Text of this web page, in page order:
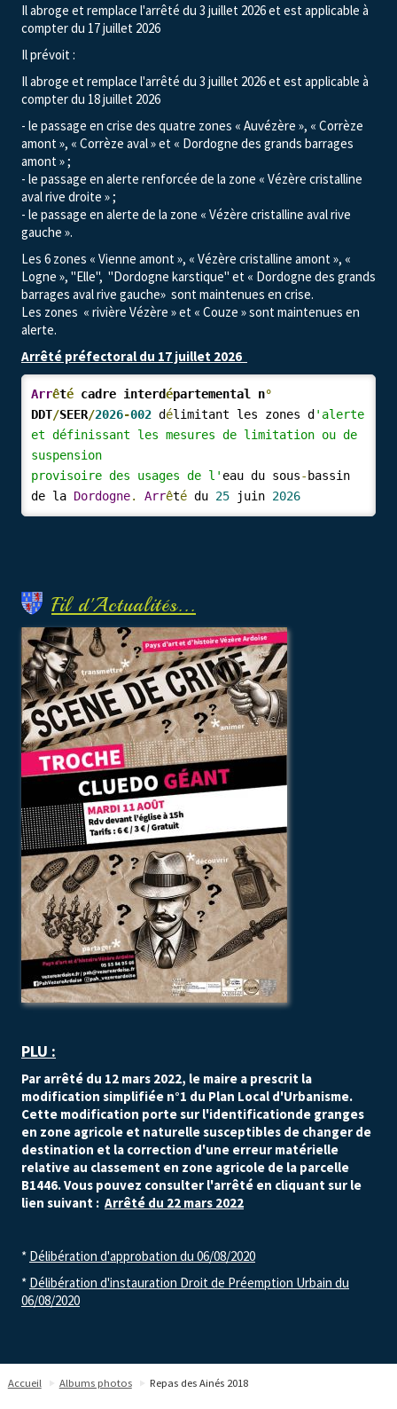
Il abroge et remplace l'arrêté du 3 juillet 2026 et est applicable à
compter du 17 juillet 2026
Il prévoit :
Il abroge et remplace l'arrêté du 3 juillet 2026 et est applicable à
compter du 18 juillet 2026
- le passage en crise des quatre zones « Auvézère », « Corrèze
amont », « Corrèze aval » et « Dordogne des grands barrages
amont » ;
- le passage en alerte renforcée de la zone « Vézère cristalline
aval rive droite » ;
- le passage en alerte de la zone « Vézère cristalline aval rive
gauche ».
Les 6 zones « Vienne amont », « Vézère cristalline amont », «
Logne », "Elle", "Dordogne karstique" et « Dordogne des grands
barrages aval rive gauche» sont maintenues en crise.
Les zones « rivière Vézère » et « Couze » sont maintenues en
alerte.
Arrêté préfectoral du 17 juillet 2026
Arrêté cadre interdépartemental n°
DDT/SEER/2026-002 délimitant les zones d 'alerte
et définissant les mesures de limitation ou de
suspension
provisoire des usages de l' eau du sous- bassin
de la Dordogne. Arrêté du 25 juin 2026
Fil d'Actualités...
​PLU :
Par arrêté du 12 mars 2022, le maire a prescrit la
modification simplifiée n°1 du Plan Local d'Urbanisme.
Cette modification porte sur l'identificationde granges
en zone agricole et naturelle susceptibles de changer de
destination et la correction d'une erreur matérielle
relative au classement en zone agricole de la parcelle
B1446.Vous pouvez consulter l'arrêté en cliquant sur le
lien suivant : Arrêté du 22 mars 2022
* Délibération d'approbation du 06/08/2020
* Délibération d'instauration Droit de Préemption Urbain du
06/08/2020
Accueil Albums photos Repas des Ainés 2018